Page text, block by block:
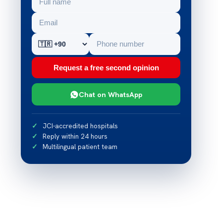
Request a free second opinion
Chat on WhatsApp
JCI-accredited hospitals
Reply within 24 hours
Multilingual patient team